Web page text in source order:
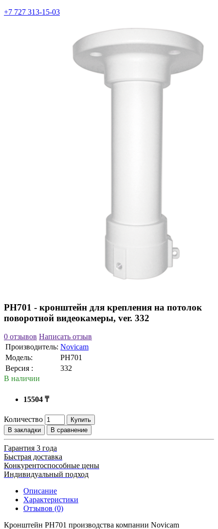
+7 727 313-15-03
PH701 - кронштейн для крепления на потолок
поворотной видеокамеры, ver. 332
0 отзывов Написать отзыв
Производитель: Novicam
Модель:
PH701
Версия :
332
В наличии
15504 ₸
Количество
Купить
В закладки
В сравнение
Гарантия 3 года
Быстрая доставка
Конкурентоспособные цены
Индивидуальный подход
Описание
Характеристики
Отзывов (0)
Кронштейн PH701 производства компании Novicam